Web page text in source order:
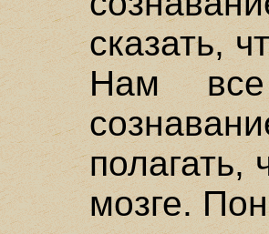
сказать,
Нам все
полагать,
мозге.